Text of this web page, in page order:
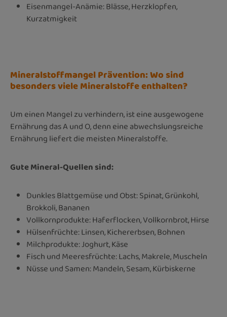
Eisenmangel-Anämie: Blässe, Herzklopfen,
Kurzatmigkeit
Mineralstoffmangel Prävention: Wo sind
besonders viele Mineralstoffe enthalten?
Um einen Mangel zu verhindern, ist eine ausgewogene
Ernährung das A und O, denn eine abwechslungsreiche
Ernährung liefert die meisten Mineralstoffe.
Gute Mineral-Quellen sind:
Dunkles Blattgemüse und Obst: Spinat, Grünkohl,
Brokkoli, Bananen
Vollkornprodukte: Haferflocken, Vollkornbrot, Hirse
Hülsenfrüchte: Linsen, Kichererbsen, Bohnen
Milchprodukte: Joghurt, Käse
Fisch und Meeresfrüchte: Lachs, Makrele, Muscheln
Nüsse und Samen: Mandeln, Sesam, Kürbiskerne